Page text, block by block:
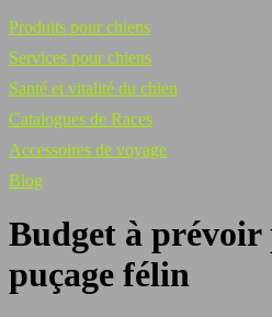
Produits pour chiens
Services pour chiens
Santé et vitalité du chien
Catalogues de Races
Accessoires de voyage
Blog
Budget à prévoir
puçage félin